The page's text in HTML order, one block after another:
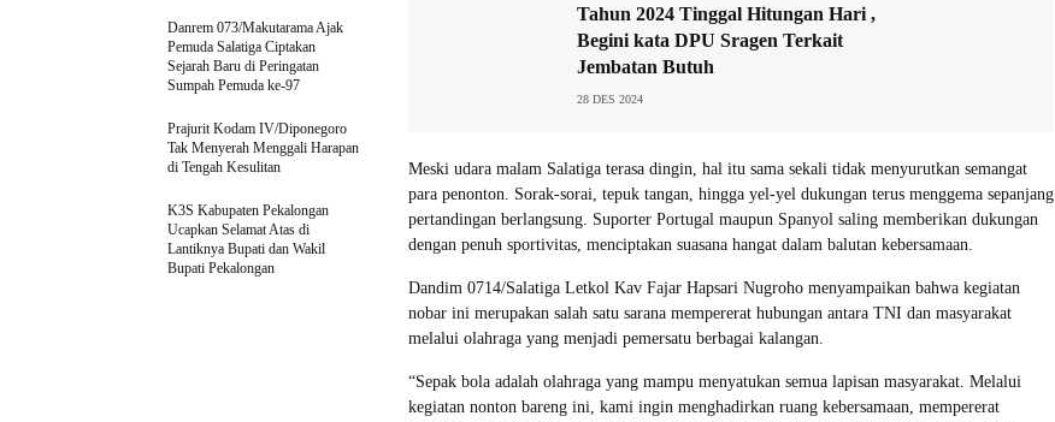
Tahun 2024 Tinggal Hitungan Hari ,
Begini kata DPU Sragen Terkait
Jembatan Butuh
28 DES 2024
Meski udara malam Salatiga terasa dingin, hal itu sama sekali tidak menyurutkan semangat
para penonton. Sorak-sorai, tepuk tangan, hingga yel-yel dukungan terus menggema sepanjang
pertandingan berlangsung. Suporter Portugal maupun Spanyol saling memberikan dukungan
dengan penuh sportivitas, menciptakan suasana hangat dalam balutan kebersamaan.
Dandim 0714/Salatiga Letkol Kav Fajar Hapsari Nugroho menyampaikan bahwa kegiatan
nobar ini merupakan salah satu sarana mempererat hubungan antara TNI dan masyarakat
melalui olahraga yang menjadi pemersatu berbagai kalangan.
“Sepak bola adalah olahraga yang mampu menyatukan semua lapisan masyarakat. Melalui
kegiatan nonton bareng ini, kami ingin menghadirkan ruang kebersamaan, mempererat
Danrem 073/Makutarama Ajak
Pemuda Salatiga Ciptakan
Sejarah Baru di Peringatan
Sumpah Pemuda ke-97
Prajurit Kodam IV/Diponegoro
Tak Menyerah Menggali Harapan
di Tengah Kesulitan
K3S Kabupaten Pekalongan
Ucapkan Selamat Atas di
Lantiknya Bupati dan Wakil
Bupati Pekalongan